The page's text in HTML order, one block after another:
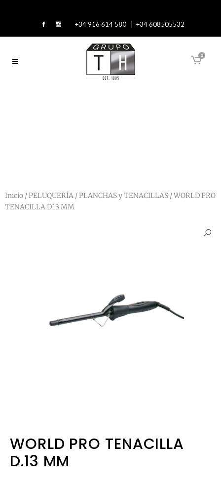
+34 916 614 580 | +34 608505532
0
Inicio /PELUQUERÍA /PLANCHAS y TENACILLAS / WORLD PRO
TENACILLA D.13 MM
WORLD PRO TENACILLA
D.13 MM